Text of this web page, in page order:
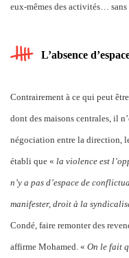
eux-mêmes des activités… sans
L’absence
Contrairement à ce qui peut
dont des maisons centrales, il
négociation entre la direction,
établi que « la violence est
n’y a pas d’espace de
manifester, droit à la
Condé, faire remonter des
affirme Mohamed. « On le fait